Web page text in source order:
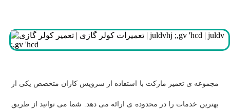
مجموعه ی تعمیر مارکت با استفاده از سرویس کاران متخصص یکی از
بهترین خدمات را در محدوده ی ارائه می دهد. شما می توانید از طریق